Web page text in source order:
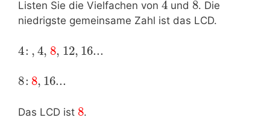
Listen Sie die Vielfachen von 4 und 8. Die
niedrigste gemeinsame Zahl ist das LCD.
4: , 4, 8, 12, 16...
8: 8, 16...
Das LCD ist 8.